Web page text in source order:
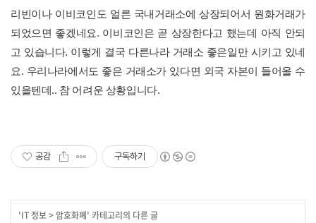
리빈이나 이비코인도 얼른 국내거래소에 상장되어서 원화거래가
되었으면 좋겠네요. 이비코인은 곧 상장한다고 했는데 아직 안되
고 있습니다. 이렇게 결국 다른나라 거래소 좋은일만 시키고 있네
요. 우리나라에서도 좋은 거래소가 있다면 외국 자본이 들어올 수
있을텐데.. 참 어려운 상황입니다.
공감 구독하기
'IT 정보>암호화폐' 카테고리의 다른 글